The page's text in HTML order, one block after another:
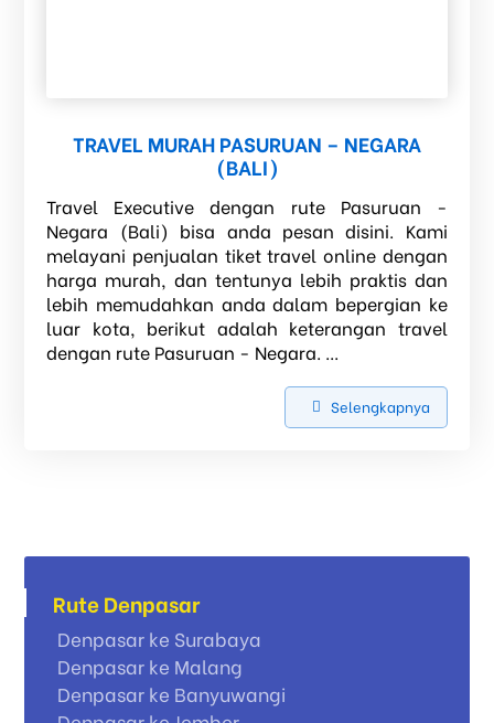
TRAVEL MURAH PASURUAN – NEGARA
(BALI)
Travel Executive dengan rute Pasuruan -
Negara (Bali) bisa anda pesan disini. Kami
melayani penjualan tiket travel online dengan
harga murah, dan tentunya lebih praktis dan
lebih memudahkan anda dalam bepergian ke
luar kota, berikut adalah keterangan travel
dengan rute Pasuruan - Negara. ...
Selengkapnya
Rute Denpasar
Denpasar ke Surabaya
Denpasar ke Malang
Denpasar ke Banyuwangi